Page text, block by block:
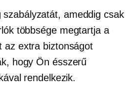
ameddig csak
többsége megtartja a
az extra biztonságot
hogy Ön ésszerű
rendelkezik.